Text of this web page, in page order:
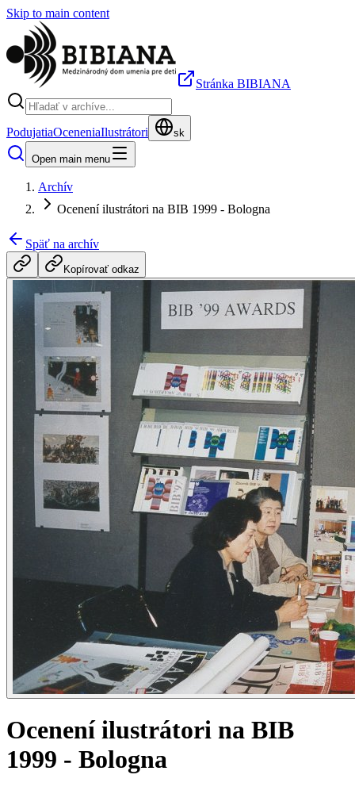
Skip to main content
Stránka BIBIANA
PodujatiaOceneniaIlustrátori sk
Open main menu
Archív
Ocenení ilustrátori na BIB 1999 - Bologna
Späť na archív
Kopírovať odkaz
Ocenení ilustrátori na BIB
1999 - Bologna